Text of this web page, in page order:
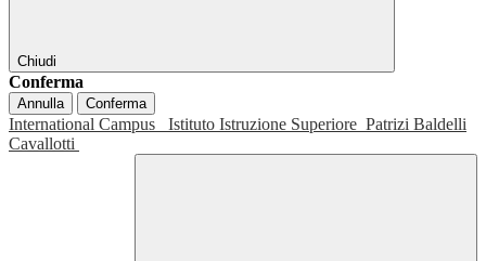
Chiudi
Conferma
Annulla Conferma
International Campus Istituto Istruzione Superiore Patrizi Baldelli
Cavallotti